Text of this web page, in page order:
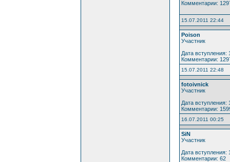
Комментарии:
15.07.2011 22:44
Poison
Участник
Дата вступления:
Комментарии:
15.07.2011 22:48
fotoivnick
Участник
Дата вступления:
Комментарии:
16.07.2011 00:25
SiN
Участник
Дата вступления:
Комментарии: 62